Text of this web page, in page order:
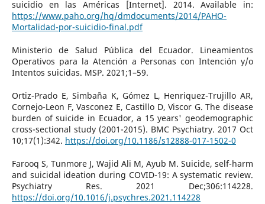
suicidio en las Américas [Internet]. 2014. Available in:
https://www.paho.org/hq/dmdocuments/2014/PAHO-
Mortalidad-por-suicidio-final.pdf
Ministerio de Salud Pública del Ecuador. Lineamientos
Operativos para la Atención a Personas con Intención y/o
Intentos suicidas. MSP. 2021;1–59.
Ortiz-Prado E, Simbaña K, Gómez L, Henriquez-Trujillo AR,
Cornejo-Leon F, Vasconez E, Castillo D, Viscor G. The disease
burden of suicide in Ecuador, a 15 years' geodemographic
cross-sectional study (2001-2015). BMC Psychiatry. 2017 Oct
10;17(1):342. https://doi.org/10.1186/s12888-017-1502-0
Farooq S, Tunmore J, Wajid Ali M, Ayub M. Suicide, self-harm
and suicidal ideation during COVID-19: A systematic review.
Psychiatry Res. 2021 Dec;306:114228.
https://doi.org/10.1016/j.psychres.2021.114228